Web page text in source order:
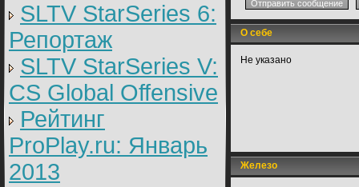
SLTV StarSeries 6:
Репортаж
SLTV StarSeries V:
CS Global Offensive
Рейтинг
ProPlay.ru: Январь
2013
О себе
Не указано
Железо